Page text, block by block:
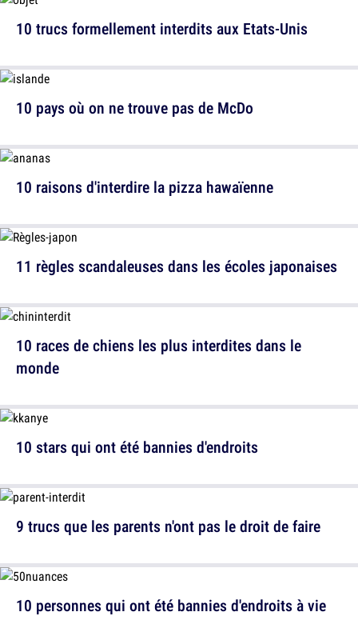
10 pays où on ne trouve pas de McDo
11 règles scandaleuses dans les écoles japonaises
10 stars qui ont été bannies d'endroits
10 personnes qui ont été bannies d'endroits à vie
10 trucs formellement interdits aux Etats-Unis
10 raisons d'interdire la pizza hawaïenne
10 races de chiens les plus interdites dans le
monde
9 trucs que les parents n'ont pas le droit de faire